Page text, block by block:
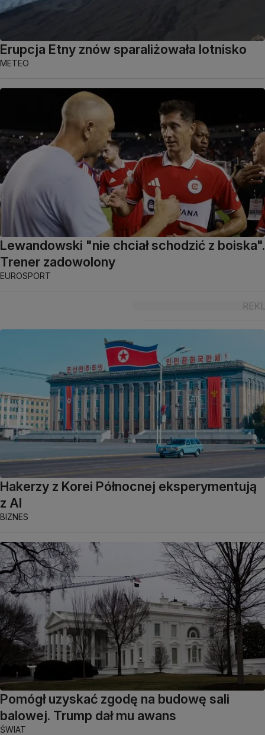
Erupcja Etny znów sparaliżowała lotnisko
METEO
Lewandowski "nie chciał schodzić z boiska".
Trener zadowolony
EUROSPORT
Hakerzy z Korei Północnej eksperymentują
z AI
BIZNES
Pomógł uzyskać zgodę na budowę sali
balowej. Trump dał mu awans
ŚWIAT